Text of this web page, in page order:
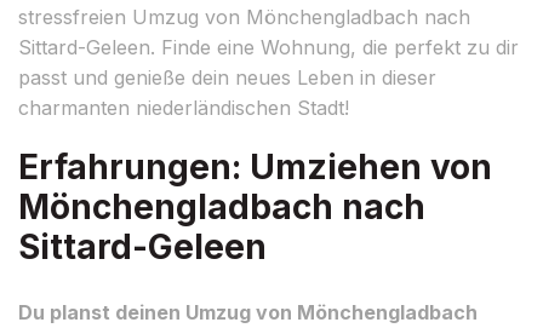
stressfreien Umzug von Mönchengladbach nach
Sittard-Geleen. Finde eine Wohnung, die perfekt zu dir
passt und genieße dein neues Leben in dieser
charmanten niederländischen Stadt!
Erfahrungen: Umziehen von
Mönchengladbach nach
Sittard-Geleen
Du planst deinen Umzug von Mönchengladbach